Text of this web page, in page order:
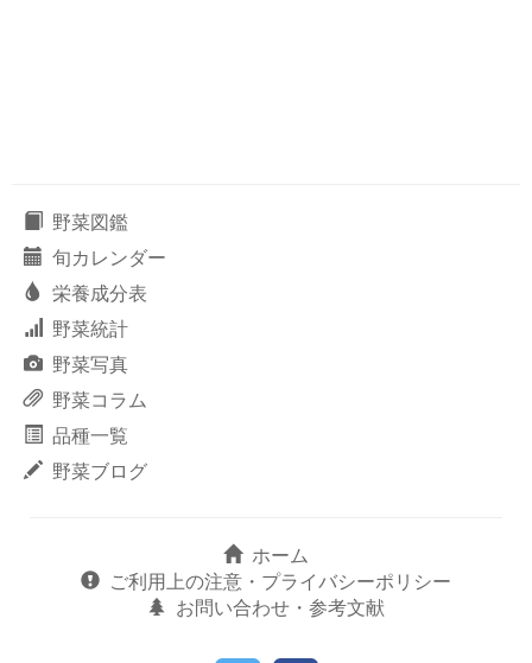
野菜図鑑
旬カレンダー
栄養成分表
野菜統計
野菜写真
野菜コラム
品種一覧
野菜ブログ
ホーム
ご利用上の注意・プライバシーポリシー
お問い合わせ・参考文献